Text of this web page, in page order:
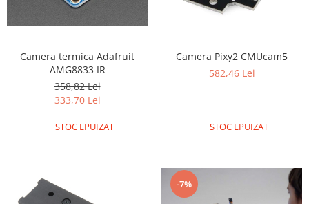
Breadboard
Cabluri
Conectori
Butoane, Tastaturi
Generale
LED
Camera termica Adafruit
AMG8833 IR
358,82 Lei
333,70 Lei
STOC EPUIZAT
Camera Pixy2 CMUcam5
582,46 Lei
STOC EPUIZAT
-7%